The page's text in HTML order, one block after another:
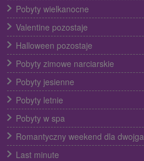
Pobyty wielkanocne
Valentine pozostaje
Halloween pozostaje
Pobyty zimowe narciarskie
Pobyty jesienne
Pobyty letnie
Pobyty w spa
Romantyczny weekend dla dwojga
Last minute